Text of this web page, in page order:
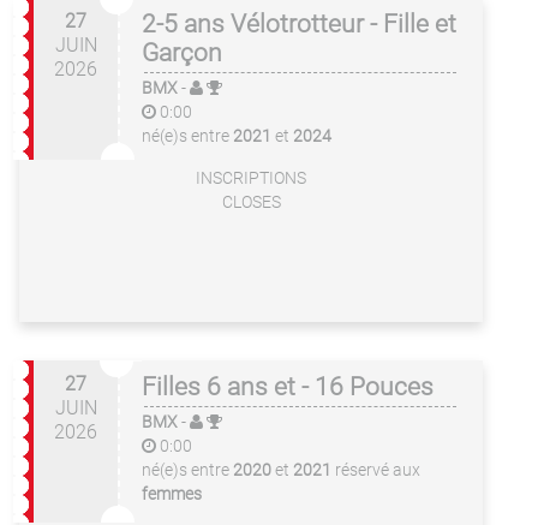
27
JUIN
2026
2-5 ans Vélotrotteur - Fille et
Garçon
BMX-
0:00
né(e)s entre 2021 et 2024
INSCRIPTIONS
CLOSES
27
JUIN
2026
Filles 6 ans et - 16 Pouces
BMX-
0:00
né(e)s entre 2020et 2021 réservé aux
femmes